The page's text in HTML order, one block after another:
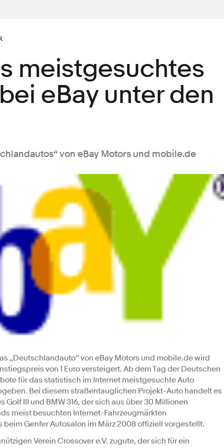
meistgesuchtes
eBay unter den
von eBay Motors und mobile.de
„Deutschlandauto“ von eBay Motors und mobile.de wird
von 1 Euro versteigert. Ab dem Tag der Deutschen
für das statistisch im Internet meistgesuchte Auto
Bei diesem straßentauglichen Projekt-Auto handelt es
III und BMW 316, der sich aus über 30 Millionen
meist besuchten Internet-Fahrzeugmärkten
Genfer Autosalon im März 2008 offiziell vorgestellt.
Verein Crossover e.V. zugute, der sich für ein